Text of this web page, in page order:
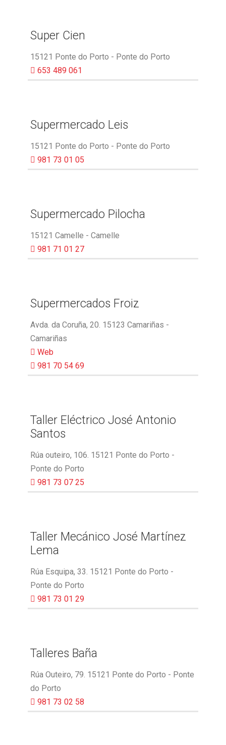
Super Cien
15121 Ponte do Porto - Ponte do Porto
653 489 061
Supermercado Leis
15121 Ponte do Porto - Ponte do Porto
981 73 01 05
Supermercado Pilocha
15121 Camelle - Camelle
981 71 01 27
Supermercados Froiz
Avda. da Coruña, 20. 15123 Camariñas -
Camariñas
Web
981 70 54 69
Taller Eléctrico José Antonio
Santos
Rúa outeiro, 106. 15121 Ponte do Porto -
Ponte do Porto
981 73 07 25
Taller Mecánico José Martínez
Lema
Rúa Esquipa, 33. 15121 Ponte do Porto -
Ponte do Porto
981 73 01 29
Talleres Baña
Rúa Outeiro, 79. 15121 Ponte do Porto - Ponte
do Porto
981 73 02 58